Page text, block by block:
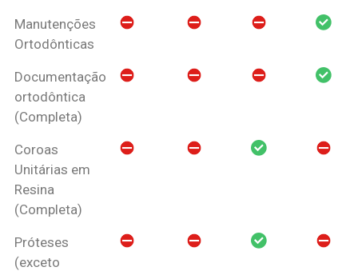
Manutenções
Ortodônticas
Documentação
ortodôntica
(Completa)
Coroas
Unitárias em
Resina
(Completa)
Próteses
(exceto